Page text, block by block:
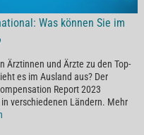
Was können Sie im
Ärztinnen und Ärzte zu den Top-
es im Ausland aus? Der
Report 2023
verschiedenen Ländern. Mehr